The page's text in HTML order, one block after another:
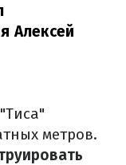
Алексей
метров.